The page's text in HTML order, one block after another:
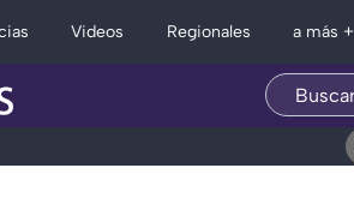
Videos Regionales a más +